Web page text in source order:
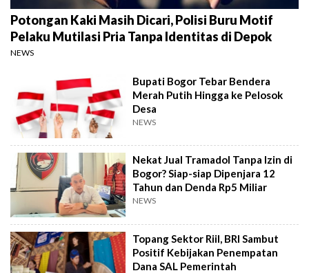
Potongan Kaki Masih Dicari, Polisi Buru Motif
Pelaku Mutilasi Pria Tanpa Identitas di Depok
NEWS
Bupati Bogor Tebar Bendera
Merah Putih Hingga ke Pelosok
Desa
NEWS
Nekat Jual Tramadol Tanpa Izin di
Bogor? Siap-siap Dipenjara 12
Tahun dan Denda Rp5 Miliar
NEWS
Topang Sektor Riil, BRI Sambut
Positif Kebijakan Penempatan
Dana SAL Pemerintah